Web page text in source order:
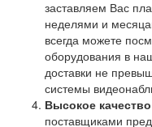
заставляем Вас
неделями и
всегда можете
оборудования в
доставки не
системы
Высокое
поставщиками